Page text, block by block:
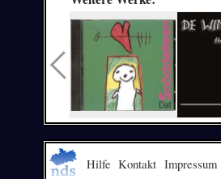
Hilfe Kontakt Impressum